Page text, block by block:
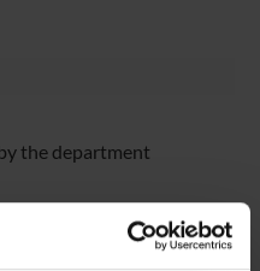
the department